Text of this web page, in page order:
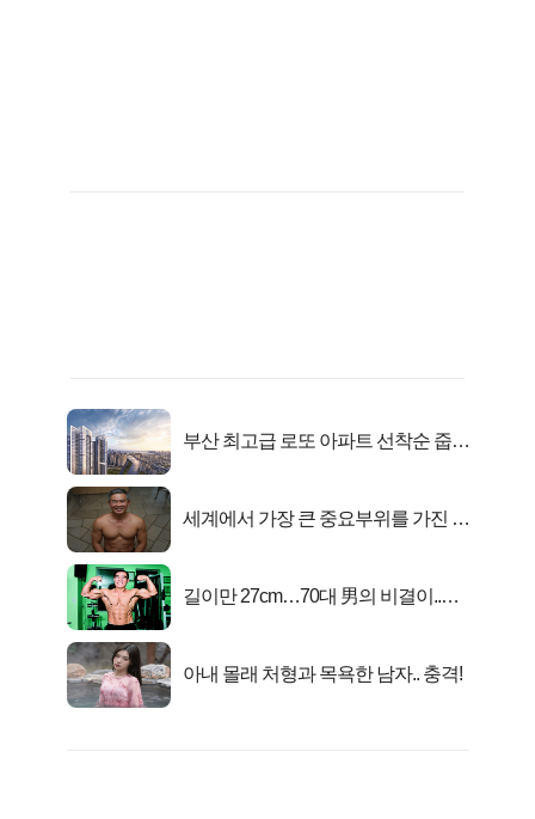
부산 최고급 로또 아파트 선착순 줍줍
세계에서 가장 큰 중요부위를 가진 남
길이만 27cm…70대 男의 비결이..충
아내 몰래 처형과 목욕한 남자.. 충격!